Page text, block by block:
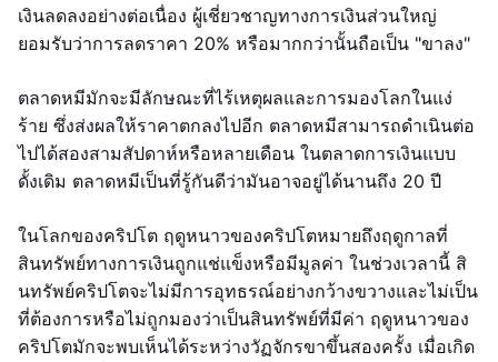
เงินลดลงอย่างต่อเนื่อง ผู้เชี่ยวชาญทางการเงินส่วนใหญ่
ยอมรับว่าการลดราคา 20% หรือมากกว่านั้นถือเป็น "ขาลง"
ตลาดหมีมักจะมีลักษณะที่ไร้เหตุผลและการมองโลกในแง่
ร้าย ซึ่งส่งผลให้ราคาตกลงไปอีก ตลาดหมีสามารถดำเนินต่อ
ไปได้สองสามสัปดาห์หรือหลายเดือน ในตลาดการเงินแบบ
ดั้งเดิม ตลาดหมีเป็นที่รู้กันดีว่ามันอาจอยู่ได้นานถึง 20 ปี
ในโลกของคริปโต ฤดูหนาวของคริปโตหมายถึงฤดูกาลที่
สินทรัพย์ทางการเงินถูกแช่แข็งหรือมีมูลค่า ในช่วงเวลานี้ สิ
นทรัพย์คริปโตจะไม่มีการอุทธรณ์อย่างกว้างขวางและไม่เป็น
ที่ต้องการหรือไม่ถูกมองว่าเป็นสินทรัพย์ที่มีค่า ฤดูหนาวของ
คริปโตมักจะพบเห็นได้ระหว่างวัฏจักรขาขึ้นสองครั้ง เมื่อเกิด